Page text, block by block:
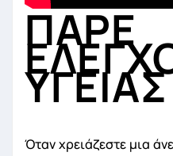
Όταν χρειάζεστε μια